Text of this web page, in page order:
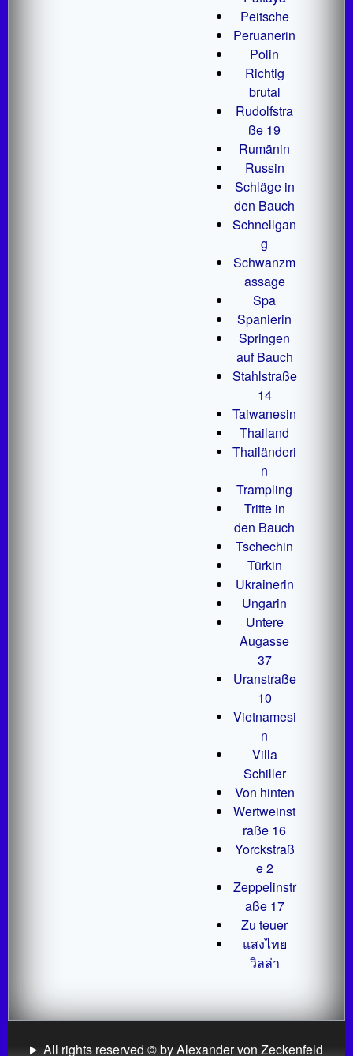
Peitsche
Peruanerin
Polin
Richtig
brutal
Rudolfstra
ße 19
Rumänin
Russin
Schläge in
den Bauch
Schnellgan
g
Schwanzm
assage
Spa
Spanierin
Springen
auf Bauch
Stahlstraße
14
Taiwanesin
Thailand
Thailänderi
n
Trampling
Tritte in
den Bauch
Tschechin
Türkin
Ukrainerin
Ungarin
Untere
Augasse
37
Uranstraße
10
Vietnamesi
n
Villa
Schiller
Von hinten
Wertweinst
raße 16
Yorckstraß
e 2
Zeppelinstr
aße 17
Zu teuer
แสงไทย
วิลล่า
All rights reserved © by Alexander von Zeckenfeld